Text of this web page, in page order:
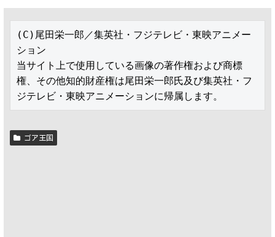
(C)尾田栄一郎／集英社・フジテレビ・東映アニメー
ション
当サイト上で使用している画像の著作権および商標
権、その他知的財産権は尾田栄一郎氏及び集英社・フ
ジテレビ・東映アニメーションに帰属します。
ゴア王国